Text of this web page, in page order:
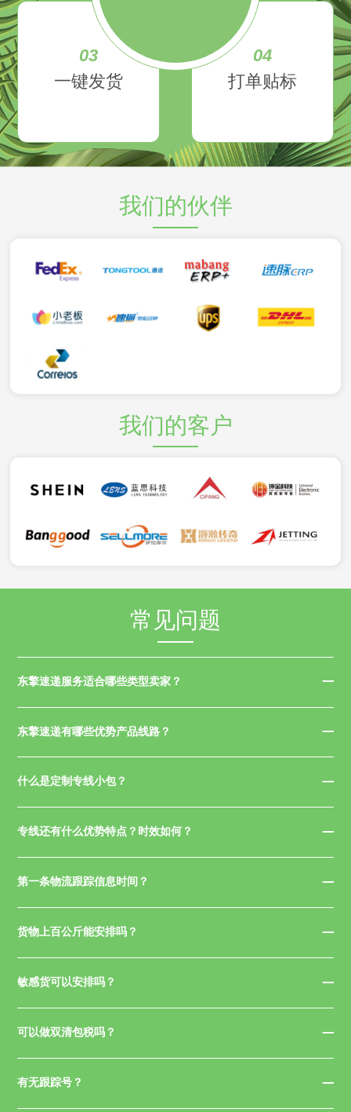
03
一键发货
04
打单贴标
我们的伙伴
我们的客户
常见问题
东擎速递服务适合哪些类型卖家？
东擎速递有哪些优势产品线路？
什么是定制专线小包？
专线还有什么优势特点？时效如何？
第一条物流跟踪信息时间？
货物上百公斤能安排吗？
敏感货可以安排吗？
可以做双清包税吗？
有无跟踪号？